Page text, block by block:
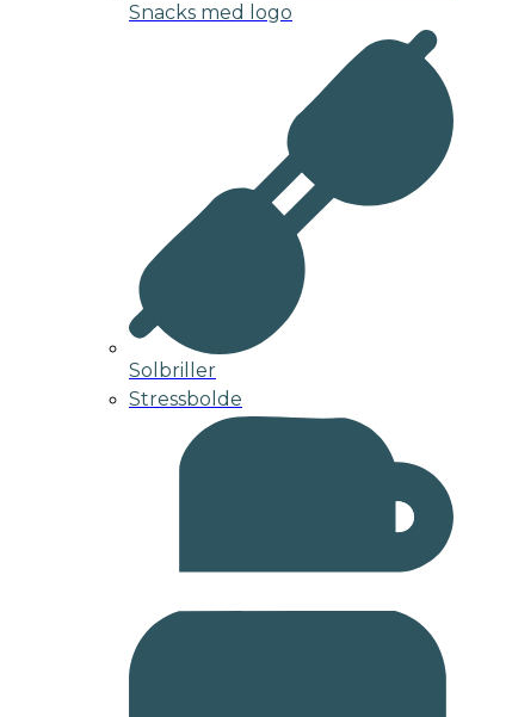
Snacks med logo
Solbriller
Stressbolde